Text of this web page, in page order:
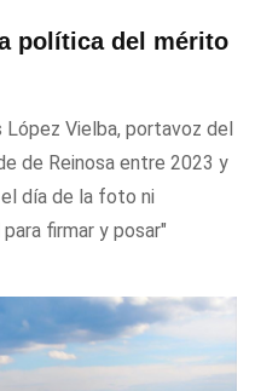
política del mérito
Vielba, portavoz del
de Reinosa entre 2023 y
día de la foto ni
firmar y posar"